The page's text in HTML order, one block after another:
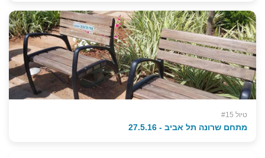
טיול #15
מתחם שרונה תל אביב - 27.5.16